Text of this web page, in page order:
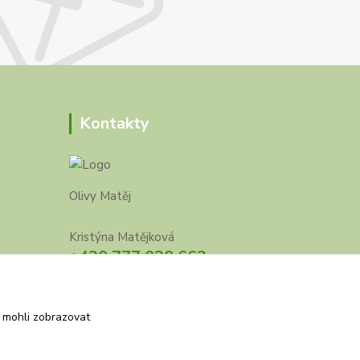
Kontakty
Olivy Matěj
Kristýna Matějková
+420 777 028 663
zobrazovat